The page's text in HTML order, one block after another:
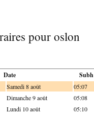
pour oslon
Date Subh
Samedi 8 août 05:07
Dimanche 9 août 05:08
Lundi 10 août 05:10